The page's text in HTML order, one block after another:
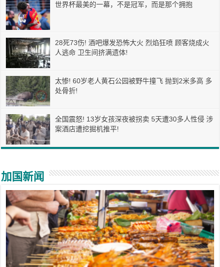
世界杯最美的一幕，不是冠军，而是那个拥抱
28死73伤! 酒吧爆发恐怖大火 烈焰狂喷 顾客烧成火
人逃命 卫生间挤满遗体!
太惨! 60岁老人黄石公园被野牛撞飞 抛到2米多高 多
处骨折!
全国震怒! 13岁女孩深夜被拐卖 5天遭30多人性侵 涉
案酒店遭挖掘机推平!
加国新闻